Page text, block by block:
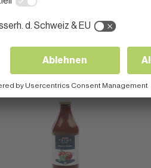
Prime Select Risotto mit Steinpilzen